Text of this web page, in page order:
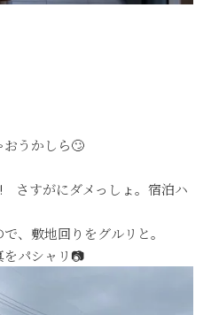
うかしら🙄
がにダメっしょ。宿泊ハ
、敷地回りをグルリと。
をパシャリ📷